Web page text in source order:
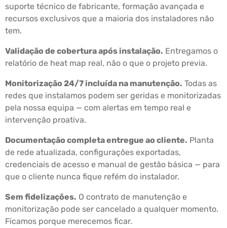
suporte técnico de fabricante, formação avançada e
recursos exclusivos que a maioria dos instaladores não
tem.
Validação de cobertura após instalação. Entregamos o
relatório de heat map real, não o que o projeto previa.
Monitorização 24/7 incluída na manutenção. Todas as
redes que instalamos podem ser geridas e monitorizadas
pela nossa equipa — com alertas em tempo real e
intervenção proativa.
Documentação completa entregue ao cliente. Planta
de rede atualizada, configurações exportadas,
credenciais de acesso e manual de gestão básica — para
que o cliente nunca fique refém do instalador.
Sem fidelizações. O contrato de manutenção e
monitorização pode ser cancelado a qualquer momento.
Ficamos porque merecemos ficar.